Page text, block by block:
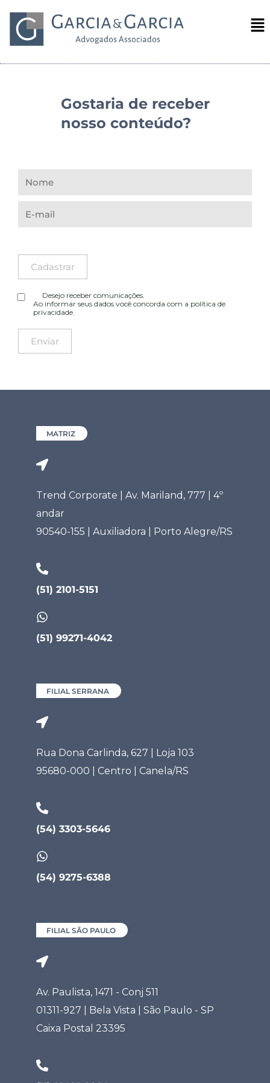
Gostaria de receber
nosso conteúdo?
Desejo receber comunicações.
Ao informar seus dados você concorda com a política de
privacidade.
MATRIZ
Trend Corporate | Av. Mariland, 777 | 4º
andar
90540-155 | Auxiliadora | Porto Alegre/RS
(51) 2101-5151
(51) 99271-4042
FILIAL SERRANA
Rua Dona Carlinda, 627 | Loja 103
95680-000 | Centro | Canela/RS
(54) 3303-5646
(54) 9275-6388
FILIAL SÃO PAULO
Av. Paulista, 1471 - Conj 511
01311-927 | Bela Vista | São Paulo - SP
Caixa Postal 23395